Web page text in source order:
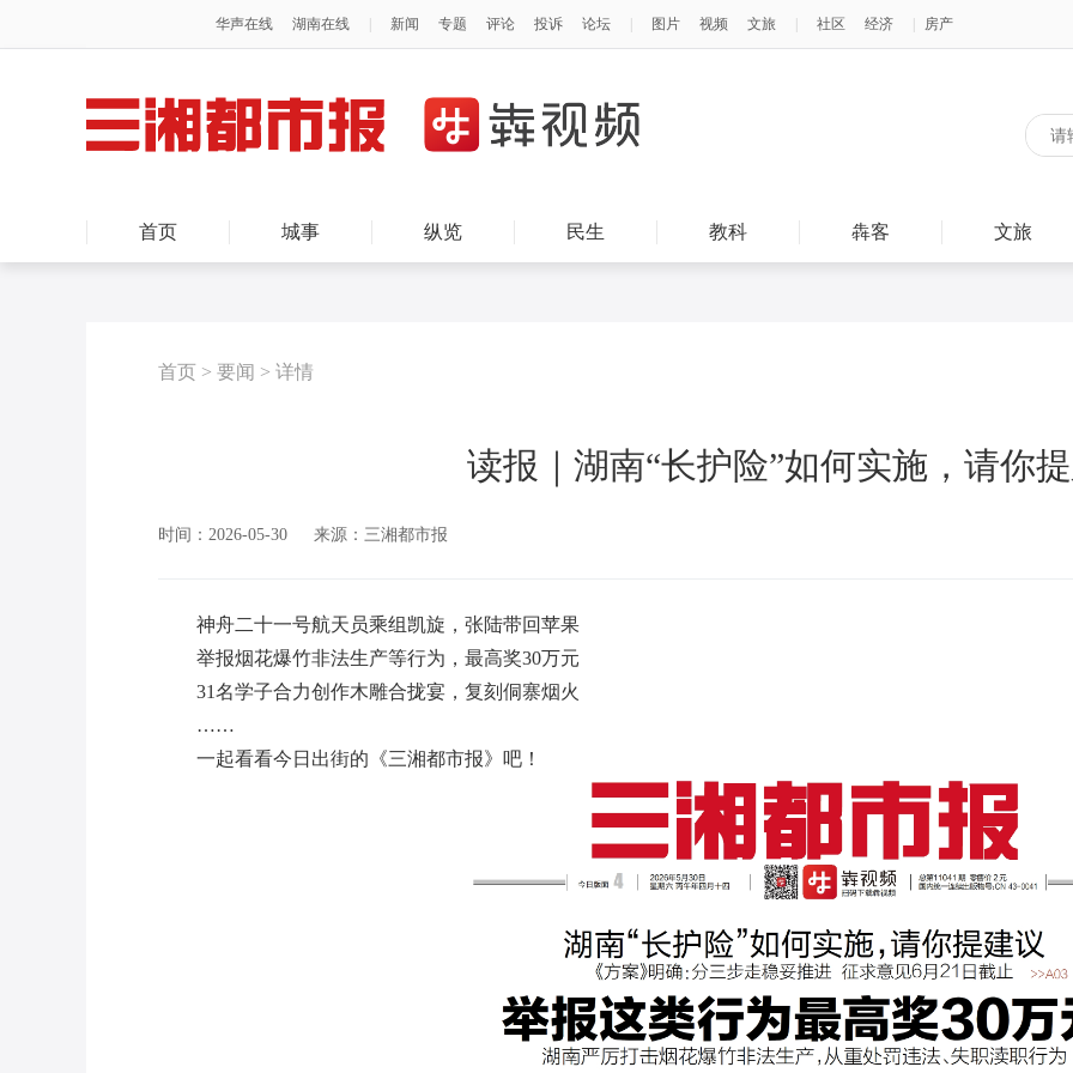
首页 城事 纵览 民生 教科 犇客 文旅
首页 > 要闻 > 详情
读报｜湖南“长护险”如何实施，请你
时间：2026-05-30 来源：三湘都市报
神舟二十一号航天员乘组凯旋，张陆带回苹果
举报烟花爆竹非法生产等行为，最高奖30万元
31名学子合力创作木雕合拢宴，复刻侗寨烟火
……
一起看看今日出街的《三湘都市报》吧！